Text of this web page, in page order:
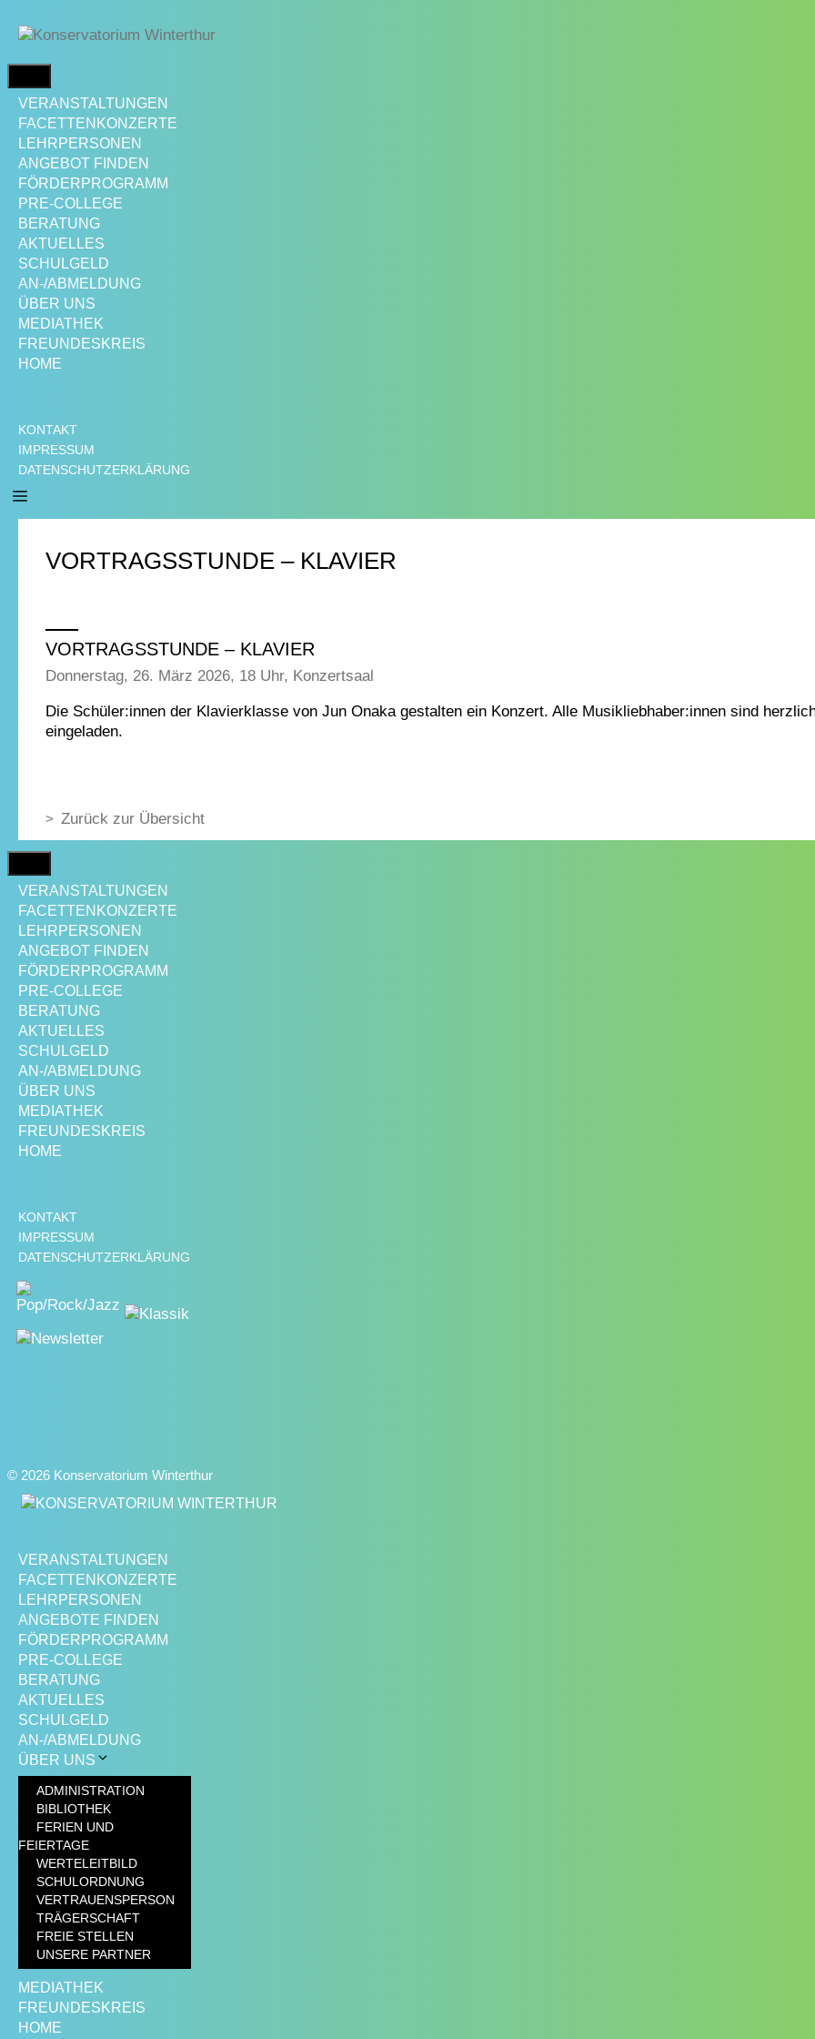
zum
VERANSTALTUNGEN
FACETTENKONZERTE
LEHRPERSONEN
ANGEBOT FINDEN
FÖRDERPROGRAMM
PRE-COLLEGE
BERATUNG
AKTUELLES
SCHULGELD
AN-/ABMELDUNG
ÜBER UNS
MEDIATHEK
FREUNDESKREIS
HOME
KONTAKT
IMPRESSUM
DATENSCHUTZERKLÄRUNG
VORTRAGSSTUNDE – KLAVIER
VORTRAGSSTUNDE – KLAVIER
Donnerstag, 26. März 2026, 18 Uhr, Konzertsaal
Die Schüler:innen der Klavierklasse von Jun Onaka gestalten ein Konzert. Alle Musikliebhaber:innen sind
eingeladen.
Zurück zur Übersicht
VERANSTALTUNGEN
FACETTENKONZERTE
LEHRPERSONEN
ANGEBOT FINDEN
FÖRDERPROGRAMM
PRE-COLLEGE
BERATUNG
AKTUELLES
SCHULGELD
AN-/ABMELDUNG
ÜBER UNS
MEDIATHEK
FREUNDESKREIS
HOME
KONTAKT
IMPRESSUM
DATENSCHUTZERKLÄRUNG
© 2026 Konservatorium Winterthur
VERANSTALTUNGEN
FACETTENKONZERTE
LEHRPERSONEN
ANGEBOTE FINDEN
FÖRDERPROGRAMM
PRE-COLLEGE
BERATUNG
AKTUELLES
SCHULGELD
AN-/ABMELDUNG
ÜBER UNS
ADMINISTRATION
BIBLIOTHEK
FERIEN UND
FEIERTAGE
WERTELEITBILD
SCHULORDNUNG
VERTRAUENSPERSON
TRÄGERSCHAFT
FREIE STELLEN
UNSERE PARTNER
MEDIATHEK
FREUNDESKREIS
HOME